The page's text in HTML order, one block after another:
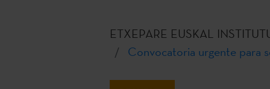
ETXEPARE EUSKAL
Convocatoria urgente para